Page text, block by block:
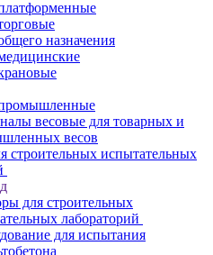
назначения
весовые для товарных и
весов
строительных испытательных
для строительных
лабораторий
для испытания